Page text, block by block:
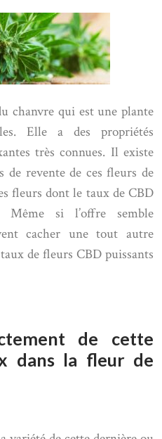
chanvre qui est une plante
Elle a des propriétés
très connues. Il existe
de revente de ces fleurs de
fleurs dont le taux de CBD
Même si l’offre semble
cacher une tout autre
de fleurs CBD puissants
de cette
dans la fleur de